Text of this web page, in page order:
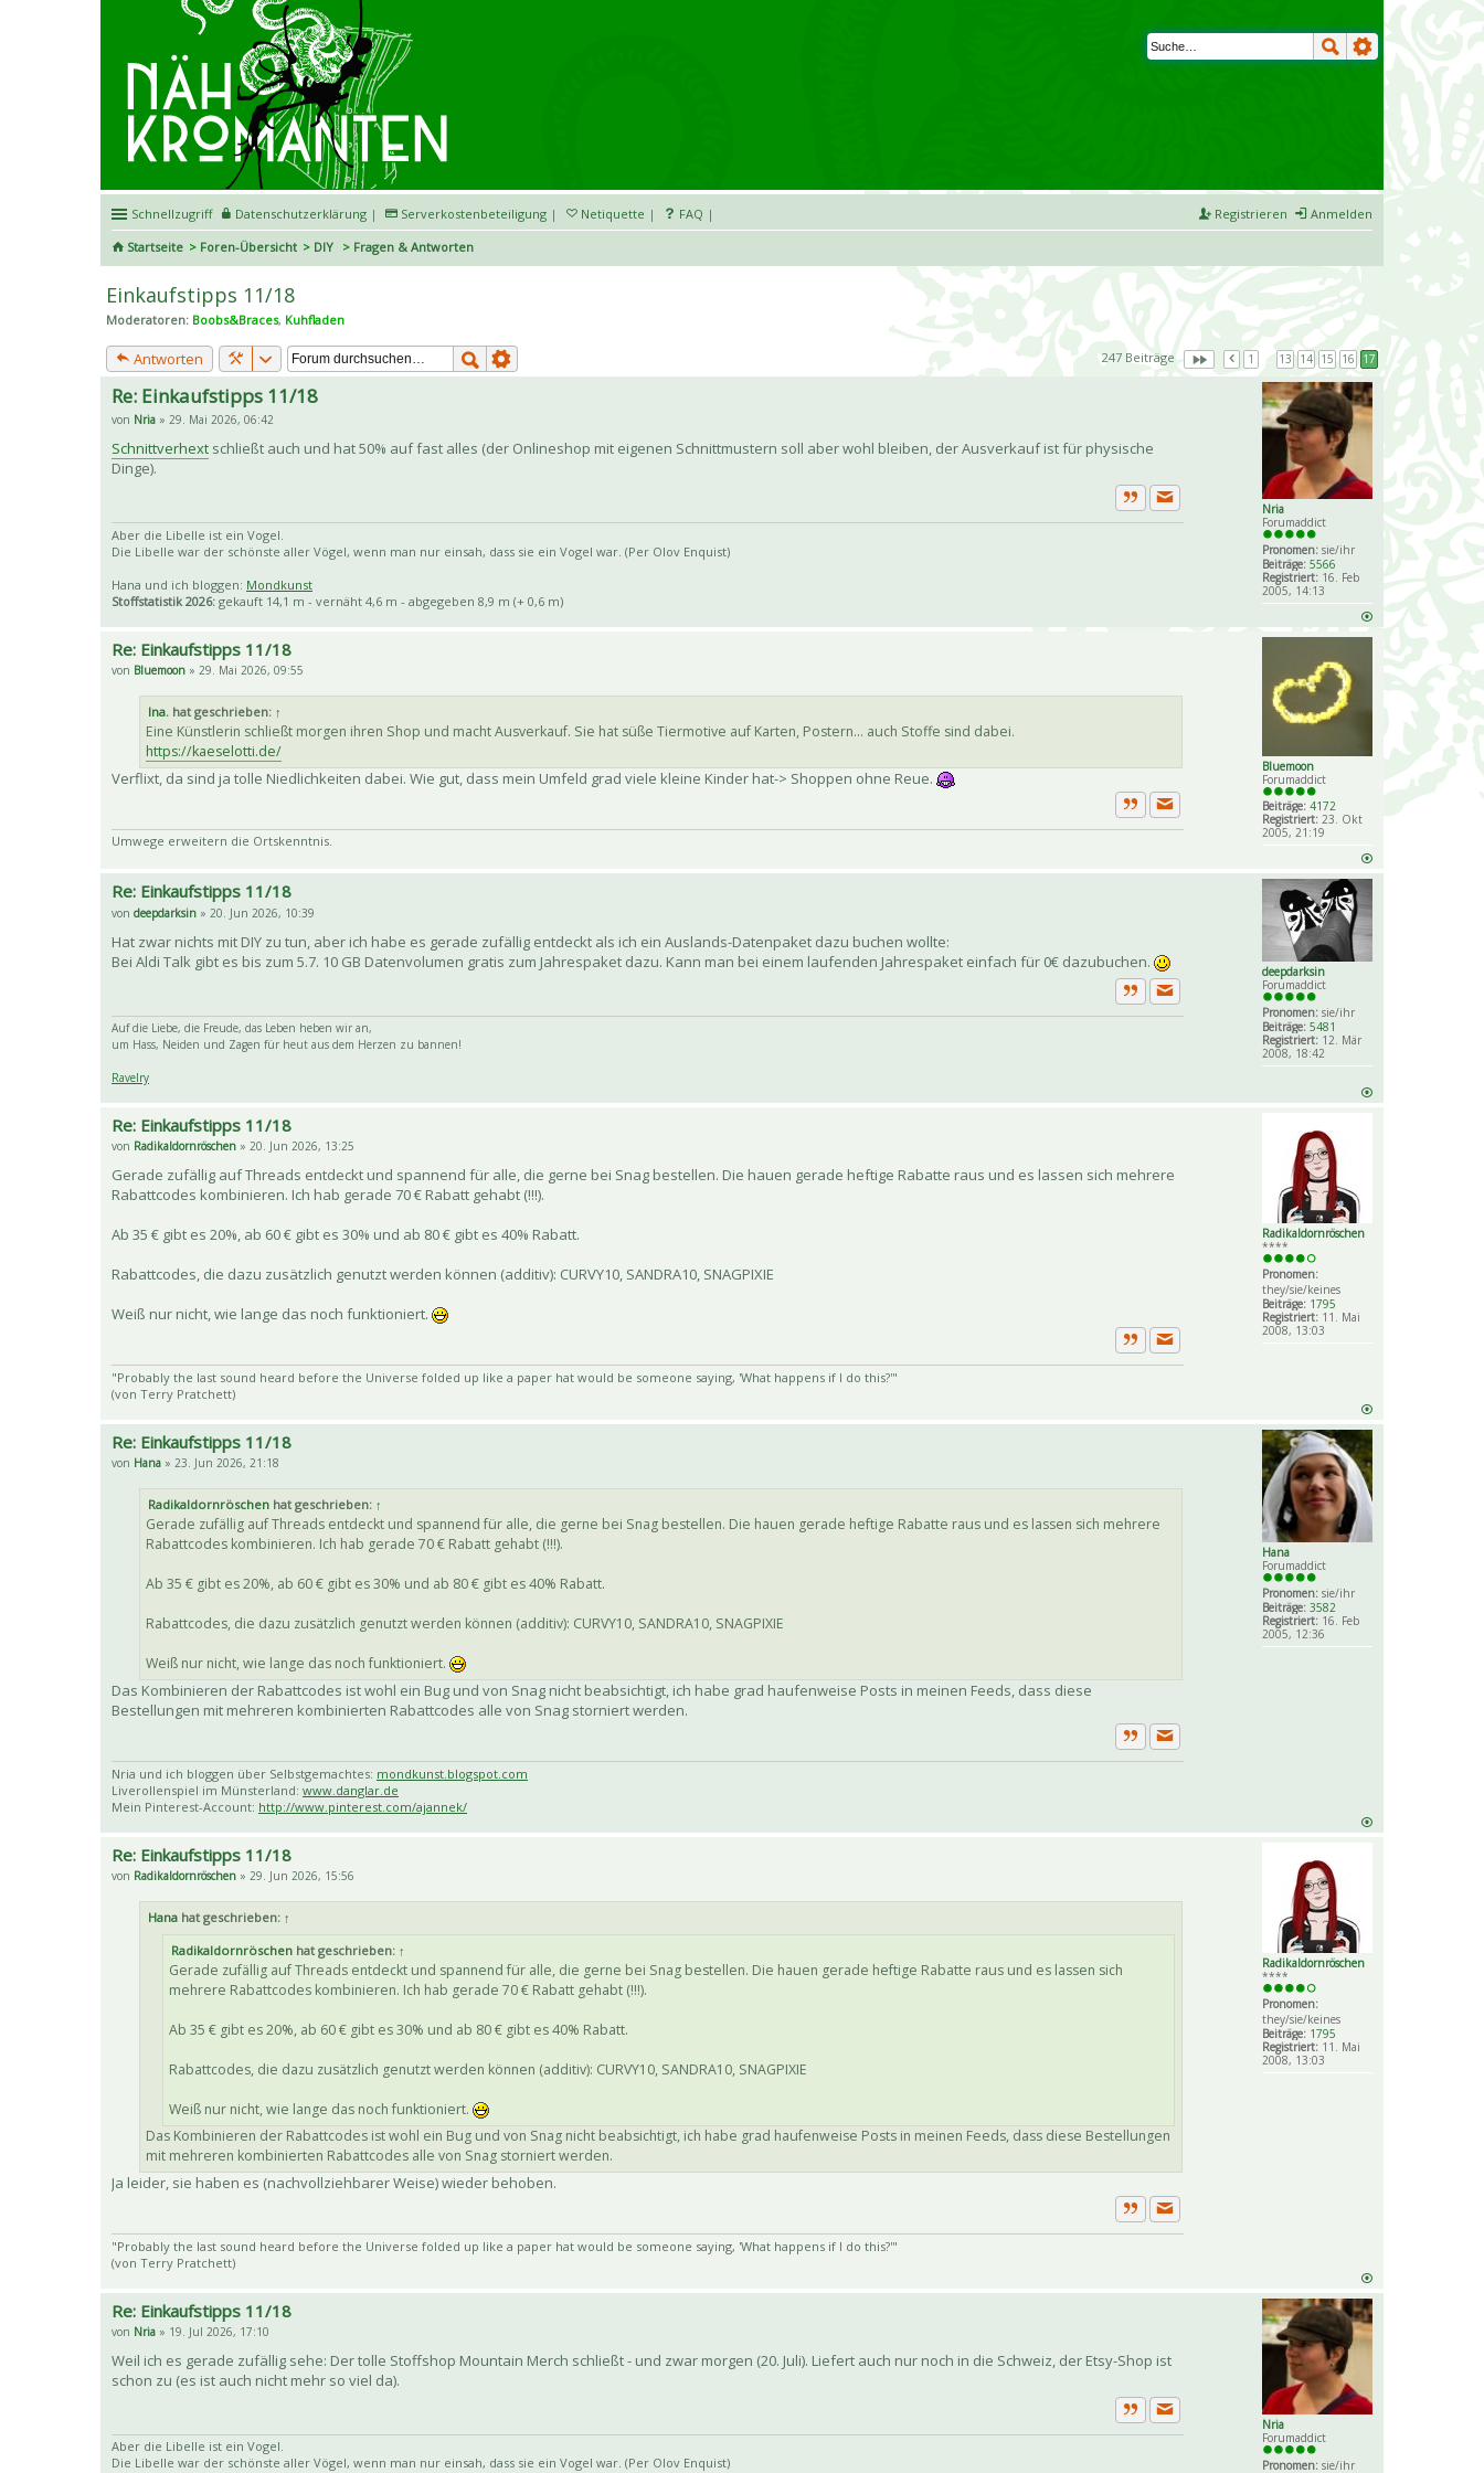
Schnellzugriff Datenschutzerklärung | Serverkostenbeteiligung | Netiquette | FAQ | Anmelden
Registrieren
Startseite
Foren-Übersicht DIY Fragen & Antworten
Einkaufstipps 11/18
Moderatoren: Boobs&Braces, Kuhfladen
Antworten 247 Beiträge 1 13 14 15 16 17
Nria
Forumaddict
Pronomen: sie/ihr
Beiträge: 5566
Registriert: 16. Feb
2005, 14:13
Re: Einkaufstipps 11/18
von Nria » 29. Mai 2026, 06:42
Schnittverhext schließt auch und hat 50% auf fast alles (der Onlineshop mit eigenen Schnittmustern soll aber wohl bleiben, der Ausverkauf ist für physische
Dinge).
ZitatPrivate Nachricht senden
Aber die Libelle ist ein Vogel.
Die Libelle war der schönste aller Vögel, wenn man nur einsah, dass sie ein Vogel war. (Per Olov Enquist)
Hana und ich bloggen: Mondkunst
Stoffstatistik 2026: gekauft 14,1 m - vernäht 4,6 m - abgegeben 8,9 m (+ 0,6 m)
Bluemoon
Forumaddict
Beiträge: 4172
Registriert: 23. Okt
2005, 21:19
Re: Einkaufstipps 11/18
von Bluemoon » 29. Mai 2026, 09:55
Ina. hat geschrieben: ↑
Eine Künstlerin schließt morgen ihren Shop und macht Ausverkauf. Sie hat süße Tiermotive auf Karten, Postern... auch Stoffe sind dabei.
https://kaeselotti.de/
Verflixt, da sind ja tolle Niedlichkeiten dabei. Wie gut, dass mein Umfeld grad viele kleine Kinder hat-> Shoppen ohne Reue.
ZitatPrivate Nachricht senden
Umwege erweitern die Ortskenntnis.
deepdarksin
Forumaddict
Pronomen: sie/ihr
Beiträge: 5481
Registriert: 12. Mär
2008, 18:42
Re: Einkaufstipps 11/18
von deepdarksin » 20. Jun 2026, 10:39
Hat zwar nichts mit DIY zu tun, aber ich habe es gerade zufällig entdeckt als ich ein Auslands-Datenpaket dazu buchen wollte:
Bei Aldi Talk gibt es bis zum 5.7. 10 GB Datenvolumen gratis zum Jahrespaket dazu. Kann man bei einem laufenden Jahrespaket einfach für 0€ dazubuchen.
ZitatPrivate Nachricht senden
Auf die Liebe, die Freude, das Leben heben wir an,
um Hass, Neiden und Zagen für heut aus dem Herzen zu bannen!
Ravelry
Radikaldornröschen
****
Pronomen:
they/sie/keines
Beiträge: 1795
Registriert: 11. Mai
2008, 13:03
Re: Einkaufstipps 11/18
von Radikaldornröschen » 20. Jun 2026, 13:25
Gerade zufällig auf Threads entdeckt und spannend für alle, die gerne bei Snag bestellen. Die hauen gerade heftige Rabatte raus und es lassen sich mehrere
Rabattcodes kombinieren. Ich hab gerade 70 € Rabatt gehabt (!!!).
Ab 35 € gibt es 20%, ab 60 € gibt es 30% und ab 80 € gibt es 40% Rabatt.
Rabattcodes, die dazu zusätzlich genutzt werden können (additiv): CURVY10, SANDRA10, SNAGPIXIE
Weiß nur nicht, wie lange das noch funktioniert.
ZitatPrivate Nachricht senden
"Probably the last sound heard before the Universe folded up like a paper hat would be someone saying, 'What happens if I do this?'"
(von Terry Pratchett)
Hana
Forumaddict
Pronomen: sie/ihr
Beiträge: 3582
Registriert: 16. Feb
2005, 12:36
Re: Einkaufstipps 11/18
von Hana » 23. Jun 2026, 21:18
Radikaldornröschen hat geschrieben: ↑
Gerade zufällig auf Threads entdeckt und spannend für alle, die gerne bei Snag bestellen. Die hauen gerade heftige Rabatte raus und es lassen sich mehrere
Rabattcodes kombinieren. Ich hab gerade 70 € Rabatt gehabt (!!!).
Ab 35 € gibt es 20%, ab 60 € gibt es 30% und ab 80 € gibt es 40% Rabatt.
Rabattcodes, die dazu zusätzlich genutzt werden können (additiv): CURVY10, SANDRA10, SNAGPIXIE
Weiß nur nicht, wie lange das noch funktioniert.
Das Kombinieren der Rabattcodes ist wohl ein Bug und von Snag nicht beabsichtigt, ich habe grad haufenweise Posts in meinen Feeds, dass diese
Bestellungen mit mehreren kombinierten Rabattcodes alle von Snag storniert werden.
ZitatPrivate Nachricht senden
Nria und ich bloggen über Selbstgemachtes: mondkunst.blogspot.com
Liverollenspiel im Münsterland: www.danglar.de
Mein Pinterest-Account: http://www.pinterest.com/ajannek/
Radikaldornröschen
****
Pronomen:
they/sie/keines
Beiträge: 1795
Registriert: 11. Mai
2008, 13:03
Re: Einkaufstipps 11/18
von Radikaldornröschen » 29. Jun 2026, 15:56
Hana hat geschrieben: ↑
Radikaldornröschen hat geschrieben: ↑
Gerade zufällig auf Threads entdeckt und spannend für alle, die gerne bei Snag bestellen. Die hauen gerade heftige Rabatte raus und es lassen sich
mehrere Rabattcodes kombinieren. Ich hab gerade 70 € Rabatt gehabt (!!!).
Ab 35 € gibt es 20%, ab 60 € gibt es 30% und ab 80 € gibt es 40% Rabatt.
Rabattcodes, die dazu zusätzlich genutzt werden können (additiv): CURVY10, SANDRA10, SNAGPIXIE
Weiß nur nicht, wie lange das noch funktioniert.
Das Kombinieren der Rabattcodes ist wohl ein Bug und von Snag nicht beabsichtigt, ich habe grad haufenweise Posts in meinen Feeds, dass diese Bestellungen
mit mehreren kombinierten Rabattcodes alle von Snag storniert werden.
Ja leider, sie haben es (nachvollziehbarer Weise) wieder behoben.
ZitatPrivate Nachricht senden
"Probably the last sound heard before the Universe folded up like a paper hat would be someone saying, 'What happens if I do this?'"
(von Terry Pratchett)
Nria
Forumaddict
Pronomen: sie/ihr
Re: Einkaufstipps 11/18
von Nria » 19. Jul 2026, 17:10
Weil ich es gerade zufällig sehe: Der tolle Stoffshop Mountain Merch schließt - und zwar morgen (20. Juli). Liefert auch nur noch in die Schweiz, der Etsy-Shop ist
schon zu (es ist auch nicht mehr so viel da).
ZitatPrivate Nachricht senden
Aber die Libelle ist ein Vogel.
Die Libelle war der schönste aller Vögel, wenn man nur einsah, dass sie ein Vogel war. (Per Olov Enquist)